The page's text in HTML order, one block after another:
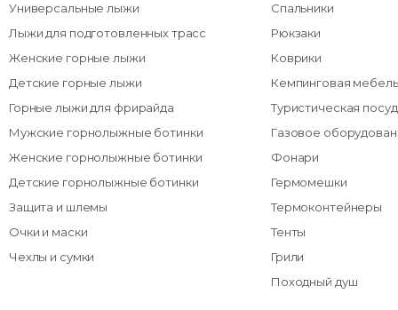
Универсальные лыжи
Лыжи для подготовленных трасс
Женские горные лыжи
Детские горные лыжи
Горные лыжи для фрирайда
Мужские горнолыжные ботинки
Женские горнолыжные ботинки
Детские горнолыжные ботинки
Защита и шлемы
Очки и маски
Чехлы и сумки
Спальники
Рюкзаки
Коврики
Кемпинговая мебель
Туристическая
Газовое
Фонари
Гермомешки
Термоконтейнеры
Тенты
Грили
Походный душ